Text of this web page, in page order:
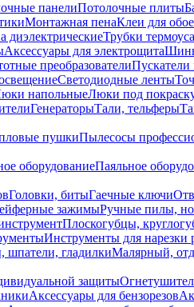
панелиПотолочные плиты
Монтажная пенаКлеи для
диэлектрическиеТрубки
Аксессуары для электрощитаШины
преобразователи
Светодиодные ленты
напольныеЛюки под
ГенераторыТали, тельферы
пушкиПылесосы
оборудованиеПаяльное
Головки, битыГаечные ключи
зажимыРучные пилы,
Плоскогубцы,
Инструменты для нарезки
шпатели, гладилкиМалярный,
защиты
Аксессуары для бензорезов